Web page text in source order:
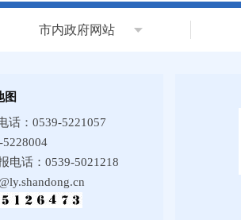
市内政府网站
图
话：0539-5221057
电话：0539-5021218